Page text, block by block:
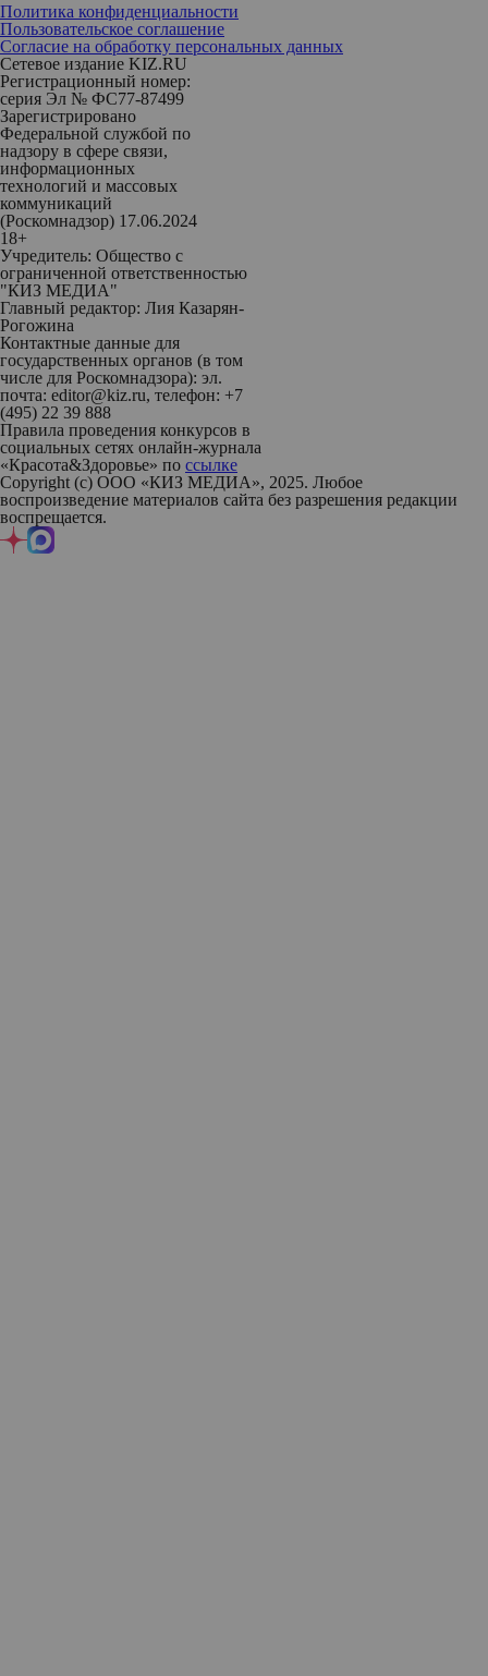
Политика конфиденциальности
Пользовательское соглашение
Согласие на обработку персональных данных
Сетевое издание KIZ.RU
Регистрационный номер:
серия Эл № ФС77-87499
Зарегистрировано
Федеральной службой по
надзору в сфере связи,
информационных
технологий и массовых
коммуникаций
(Роскомнадзор) 17.06.2024
18+
Учредитель: Общество с
ограниченной ответственностью
"КИЗ МЕДИА"
Главный редактор: Лия Казарян-
Рогожина
Контактные данные для
государственных органов (в том
числе для Роскомнадзора): эл.
почта: editor@kiz.ru, телефон: +7
(495) 22 39 888
Правила проведения конкурсов в
социальных сетях онлайн-журнала
«Красота&Здоровье» по ссылке
Copyright (с) ООО «КИЗ МЕДИА», 2025. Любое
воспроизведение материалов сайта без разрешения редакции
воспрещается.